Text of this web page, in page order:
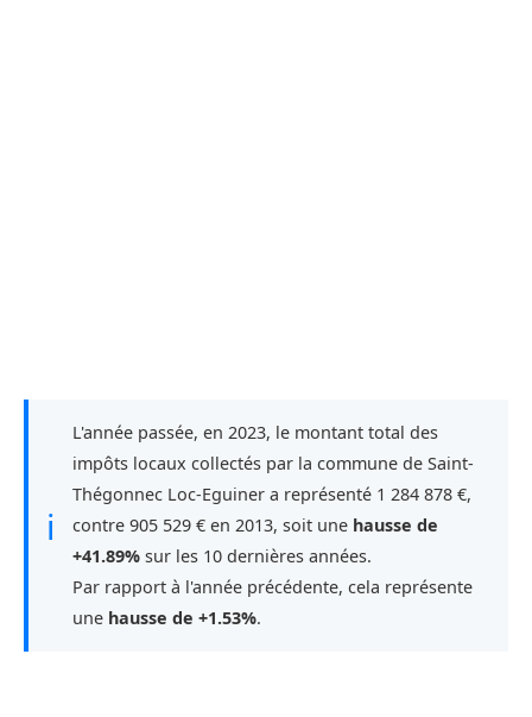
ℹ
L'année passée, en 2023, le montant total des
impôts locaux collectés par la commune de Saint-
Thégonnec Loc-Eguiner a représenté 1 284 878 €,
contre 905 529 € en 2013, soit une hausse de
+41.89% sur les 10 dernières années.
Par rapport à l'année précédente, cela représente
une hausse de +1.53%.